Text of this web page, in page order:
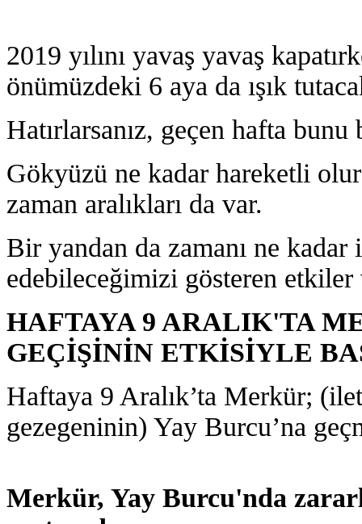
2019 yılını yavaş yavaş
önümüzdeki 6 aya da ışık
Hatırlarsanız, geçen hafta
Gökyüzü ne kadar hareketli
zaman aralıkları da var.
Bir yandan da zamanı ne
edebileceğimizi gösteren etkiler
HAFTAYA 9 ARALIK'TA
GEÇİŞİNİN ETKİSİYLE
Haftaya 9 Aralık’ta Merkür;
gezegeninin) Yay Burcu’na
Merkür, Yay Burcu'nda